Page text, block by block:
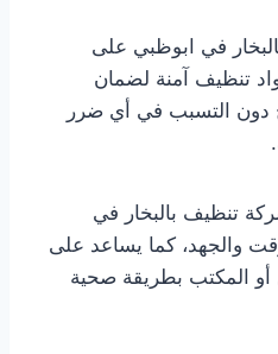
في ابوظبي على
تنظيف آمنة لضمان
دون التسبب في أي ضرر
تنظيف بالبخار في
والجهد، كما يساعد على
أو المكتب بطريقة صحية